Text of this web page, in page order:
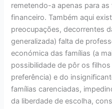
remetendo-a apenas para
financeiro. Também aqui
preocupações, decorrentes
generalizada) falta de
económica das famílias (a
possibilidade de pôr os
preferência) e do
famílias carenciadas,
da liberdade de escolha,